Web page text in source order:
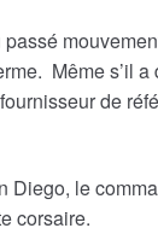
passé
Même s’il
de
le
corsaire.